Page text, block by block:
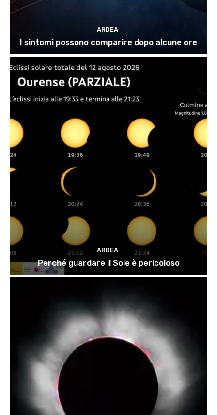
ARDEA
I sintomi possono comparire dopo alcune ore
ARDEA
Perché guardare il Sole è pericoloso